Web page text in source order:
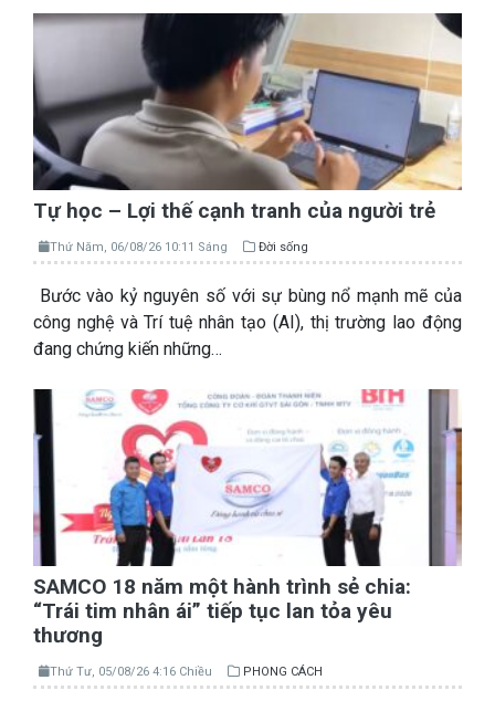
Tự học – Lợi thế cạnh tranh của người trẻ
Thứ Năm, 06/08/26 10:11 Sáng Đời sống
Bước vào kỷ nguyên số với sự bùng nổ mạnh mẽ của
công nghệ và Trí tuệ nhân tạo (AI), thị trường lao động
đang chứng kiến những…
SAMCO 18 năm một hành trình sẻ chia:
“Trái tim nhân ái” tiếp tục lan tỏa yêu
thương
Thứ Tư, 05/08/26 4:16 Chiều PHONG CÁCH